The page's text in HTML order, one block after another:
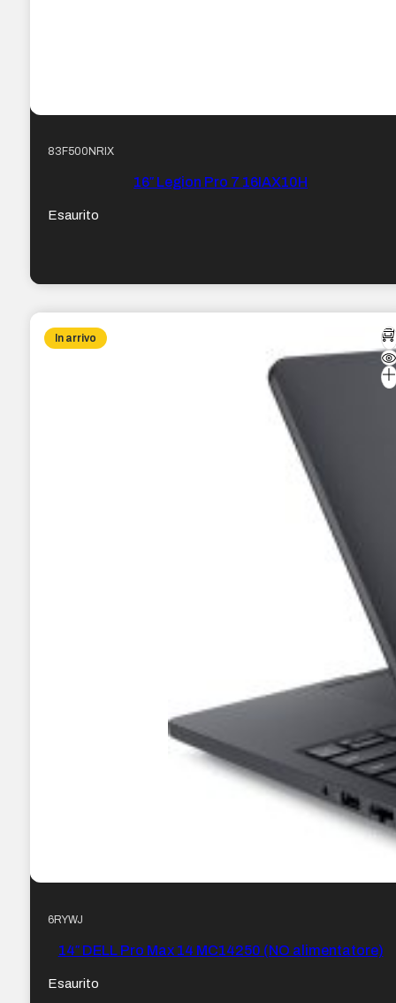
83F500NRIX
16″ Legion Pro 7 16IAX10H
Esaurito
In arrivo
6RYWJ
14″ DELL Pro Max 14 MC14250 (NO alimentatore)
Esaurito